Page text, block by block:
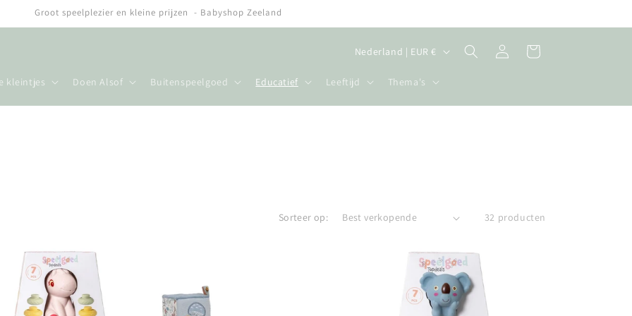
Groot speelplezier en kleine prijzen - Babyshop Zeeland
kleintjes Doen Alsof Buitenspeelgoed Educatief Leeftijd Thema's
n
d
i
Nederland | EUR € InloggenWinkelwagen
Sorteer op: 32 producten